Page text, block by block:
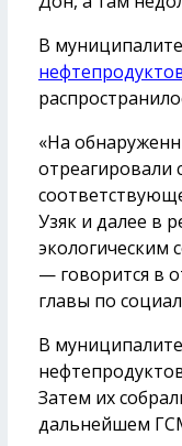
В
«На
отреагировали
Узяк и далее в
экологическим
— говорится в
главы по
В
Затем их
дальнейшем